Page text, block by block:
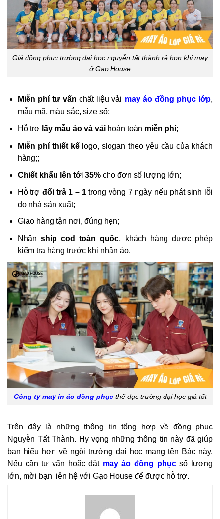
Giá đồng phục trường đại học nguyễn tất thành rẻ hơn khi may
ở Gạo House
Miễn phí tư vấn chất liệu vải may áo đồng phục lớp,
mẫu mã, màu sắc, size số;
Hỗ trợ lấy mẫu áo và vải hoàn toàn miễn phí;
Miễn phí thiết kế logo, slogan theo yêu cầu của khách
hàng;;
Chiết khấu lên tới 35%cho đơn số lượng lớn;
Hỗ trợđổi trả 1 – 1trong vòng 7 ngày nếu phát sinh lỗi
do nhà sản xuất;
Giao hàng tận nơi, đúng hẹn;
Nhận ship cod toàn quốc, khách hàng được phép
kiểm tra hàng trước khi nhận áo.
Công ty may in áo đồng phụcthể dục trường đại học giá tốt
Trên đây là những thông tin tổng hợp về đồng phục
Nguyễn Tất Thành. Hy vọng những thông tin này đã giúp
bạn hiểu hơn về ngôi trường đại học mang tên Bác này.
Nếu cần tư vấn hoặc đặt may áo đồng phụcsố lượng
lớn, mời bạn liên hệ với Gạo House để được hỗ trợ.